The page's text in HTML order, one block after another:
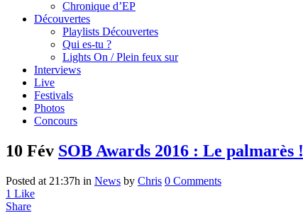
Chronique d’EP
Découvertes
Playlists Découvertes
Qui es-tu ?
Lights On / Plein feux sur
Interviews
Live
Festivals
Photos
Concours
10 Fév SOB Awards 2016 : Le palmarès !
Posted at 21:37h in News by Chris 0 Comments
1 Like
Share